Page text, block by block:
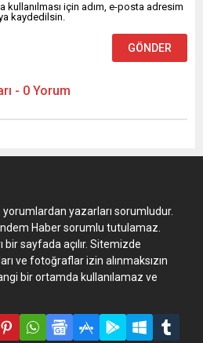
kullanılması için adım, e-posta adresim
kaydedilsin.
- 0 Yorum
yorumlardan yazarları sorumludur.
Haber sorumlu tutulamaz.
sayfada açılır. Sitemizde
ve fotoğraflar izin alınmaksızın
bir ortamda kullanılamaz ve